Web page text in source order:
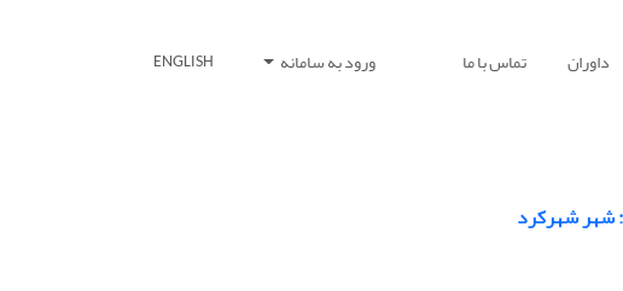
داوران تماس با ما ورود به سامانه ENGLISH
شهر شهرکرد